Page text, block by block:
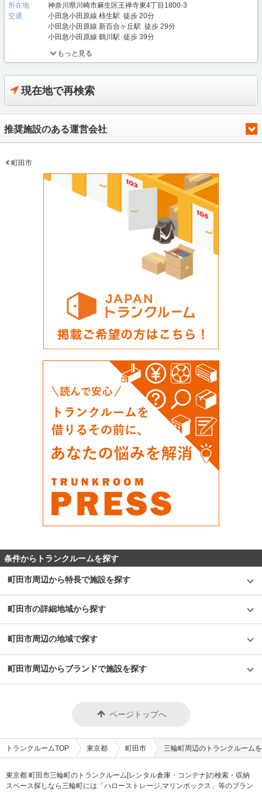
所在地
神奈川県川崎市麻生区王禅寺東4丁目1800-3
交通
小田急小田原線 柿生駅 徒歩 20分
小田急小田原線 新百合ヶ丘駅 徒歩 29分
小田急小田原線 鶴川駅 徒歩 39分
もっと見る
現在地で再検索
推奨施設のある運営会社
町田市
条件からトランクルームを探す
町田市周辺から特長で施設を探す
町田市の詳細地域から探す
町田市周辺の地域で探す
町田市周辺からブランドで施設を探す
ページトップへ
トランクルームTOP 東京都 町田市 三輪町周辺のトランクルーム
東京都 町田市三輪町のトランクルーム[レンタル倉庫・コンテナ]の検索・収納
スペース探しなら三輪町には「ハローストレージ,マリンボックス」等のブラン